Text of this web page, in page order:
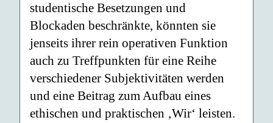
studentische Besetzungen und
Blockaden beschränkte, könnten sie
jenseits ihrer rein operativen Funktion
auch zu Treffpunkten für eine Reihe
verschiedener Subjektivitäten werden
und eine Beitrag zum Aufbau eines
ethischen und praktischen ‚Wir‘ leisten.